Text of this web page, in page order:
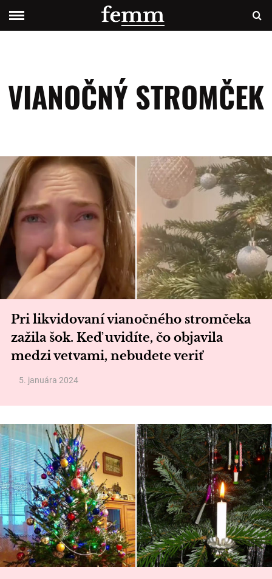
VIANOČNÝ STROMČEK
Pri likvidovaní vianočného stromčeka
zažila šok. Keď uvidíte, čo objavila
medzi vetvami, nebudete veriť
5. januára 2024